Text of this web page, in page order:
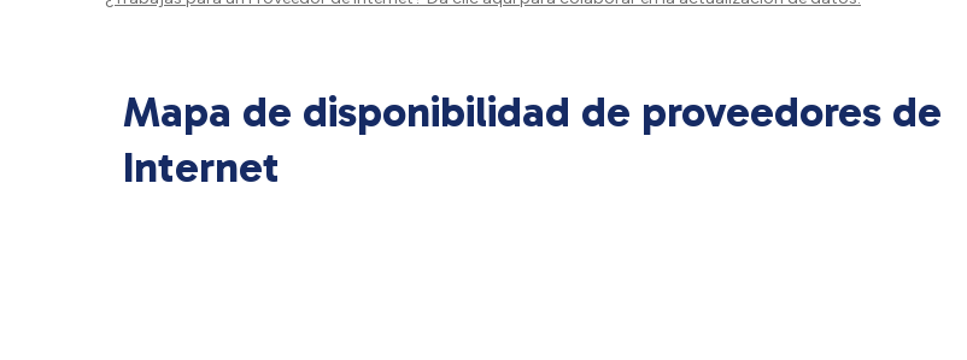
Mapa de disponibilidad de proveedores de
Internet